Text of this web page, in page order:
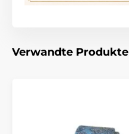
Verwandte Produkte